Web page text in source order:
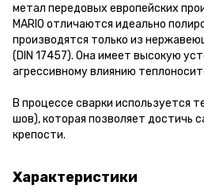
метал передовых европейских
MARIO отличаются идеально
производятся только из
(DIN 17457). Она имеет высокую
агрессивному влиянию
В процессе сварки используется
шов), которая позволяет достичь
крепости.
Характеристики